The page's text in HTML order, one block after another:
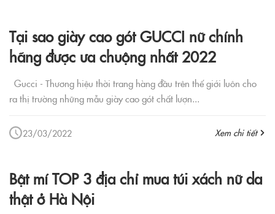
Tại sao giày cao gót GUCCI nữ chính
hãng được ưa chuộng nhất 2022
Gucci - Thương hiệu thời trang hàng đầu trên thế giới luôn cho
ra thị trường những mẫu giày cao gót chất lượn...
23/03/2022 Xem chi tiết
Bật mí TOP 3 địa chỉ mua túi xách nữ da
thật ở Hà Nội